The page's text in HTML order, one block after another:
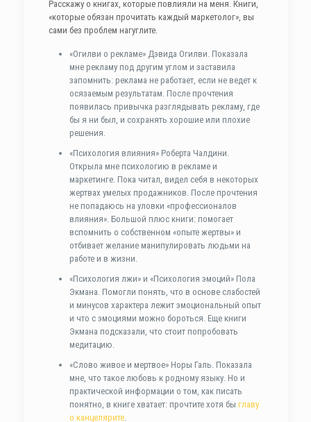
Расскажу о книгах, которые повлияли на меня. Книги,
«которые обязан прочитать каждый маркетолог», вы
сами без проблем нагуглите.
«Огилви о рекламе» Дэвида Огилви. Показала
мне рекламу под другим углом и заставила
запомнить: реклама не работает, если не ведет к
осязаемым результатам. После прочтения
появилась привычка разглядывать рекламу, где
бы я ни был, и сохранять хорошие или плохие
решения.
«Психология влияния» Роберта Чалдини.
Открыла мне психологию в рекламе и
маркетинге. Пока читал, видел себя в некоторых
жертвах умелых продажников. После прочтения
не попадаюсь на уловки «профессионалов
влияния». Большой плюс книги: помогает
вспомнить о собственном «опыте жертвы» и
отбивает желание манипулировать людьми на
работе и в жизни.
«Психология лжи» и «Психология эмоций» Пола
Экмана. Помогли понять, что в основе слабостей
и минусов характера лежит эмоциональный опыт
и что с эмоциями можно бороться. Еще книги
Экмана подсказали, что стоит попробовать
медитацию.
«Слово живое и мертвое» Норы Галь. Показала
мне, что такое любовь к родному языку. Но и
практической информации о том, как писать
понятно, в книге хватает: прочтите хотя быглаву
о канцелярите.